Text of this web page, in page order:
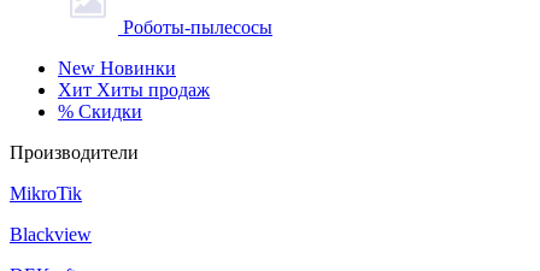
Роботы-пылесосы
New Новинки
Хит Хиты продаж
% Скидки
Производители
MikroTik
Blackview